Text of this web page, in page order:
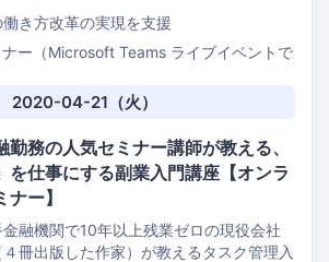
き方改革の実現を支援
ー（Microsoft Teams ライブイベントで
2020-04-21（火）
勤務の人気セミナー講師が教える、
を仕事にする副業入門講座【オンラ
ー】
金融機関で10年以上残業ゼロの現役会社
４冊出版した作家）が教えるタスク管理入